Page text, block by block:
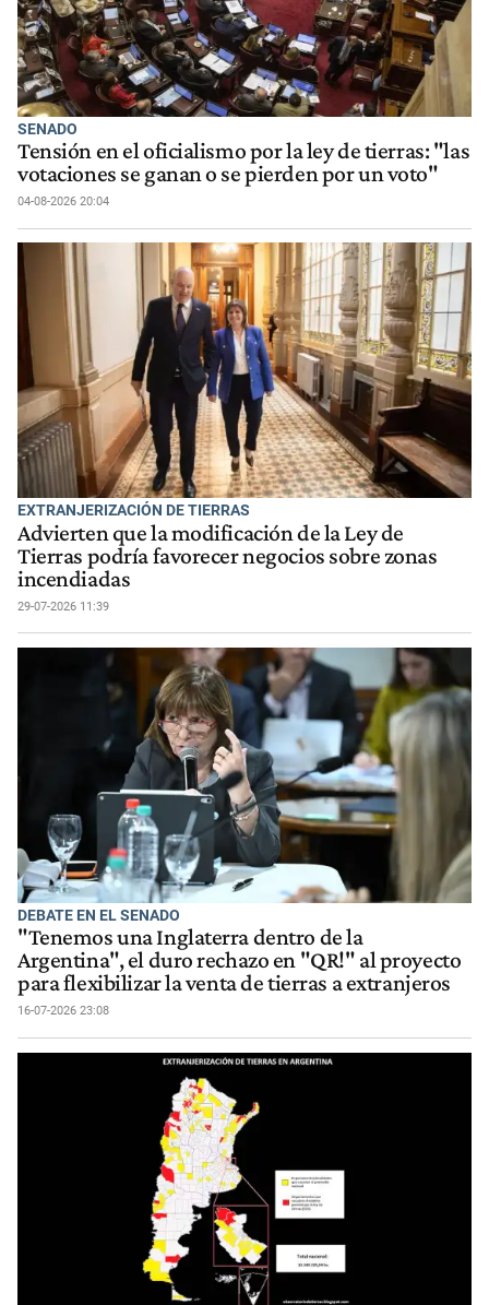
SENADO
Tensión en el oficialismo por la ley de tierras: "las
votaciones se ganan o se pierden por un voto"
04-08-2026 20:04
EXTRANJERIZACIÓN DE TIERRAS
Advierten que la modificación de la Ley de
Tierras podría favorecer negocios sobre zonas
incendiadas
29-07-2026 11:39
DEBATE EN EL SENADO
"Tenemos una Inglaterra dentro de la
Argentina", el duro rechazo en "QR!" al proyecto
para flexibilizar la venta de tierras a extranjeros
16-07-2026 23:08